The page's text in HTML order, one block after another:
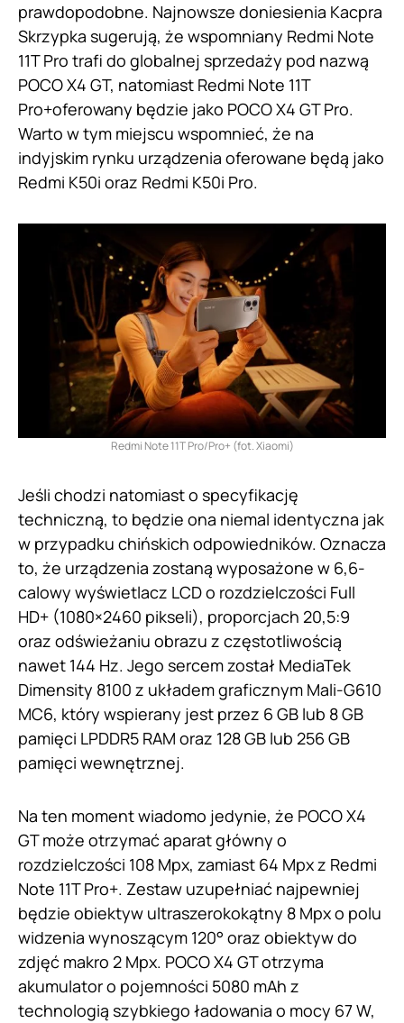
prawdopodobne. Najnowsze doniesienia Kacpra
Skrzypka sugerują, że wspomniany Redmi Note
11T Pro trafi do globalnej sprzedaży pod nazwą
POCO X4 GT, natomiast Redmi Note 11T
Pro+oferowany będzie jako POCO X4 GT Pro.
Warto w tym miejscu wspomnieć, że na
indyjskim rynku urządzenia oferowane będą jako
Redmi K50i oraz Redmi K50i Pro.
Redmi Note 11T Pro/Pro+ (fot. Xiaomi)
Jeśli chodzi natomiast o specyfikację
techniczną, to będzie ona niemal identyczna jak
w przypadku chińskich odpowiedników. Oznacza
to, że urządzenia zostaną wyposażone w 6,6-
calowy wyświetlacz LCD o rozdzielczości Full
HD+ (1080×2460 pikseli), proporcjach 20,5:9
oraz odświeżaniu obrazu z częstotliwością
nawet 144 Hz. Jego sercem został MediaTek
Dimensity 8100 z układem graficznym Mali-G610
MC6, który wspierany jest przez 6 GB lub 8 GB
pamięci LPDDR5 RAM oraz 128 GB lub 256 GB
pamięci wewnętrznej.
Na ten moment wiadomo jedynie, że POCO X4
GT może otrzymać aparat główny o
rozdzielczości 108 Mpx, zamiast 64 Mpx z Redmi
Note 11T Pro+. Zestaw uzupełniać najpewniej
będzie obiektyw ultraszerokokątny 8 Mpx o polu
widzenia wynoszącym 120° oraz obiektyw do
zdjęć makro 2 Mpx. POCO X4 GT otrzyma
akumulator o pojemności 5080 mAh z
technologią szybkiego ładowania o mocy 67 W,